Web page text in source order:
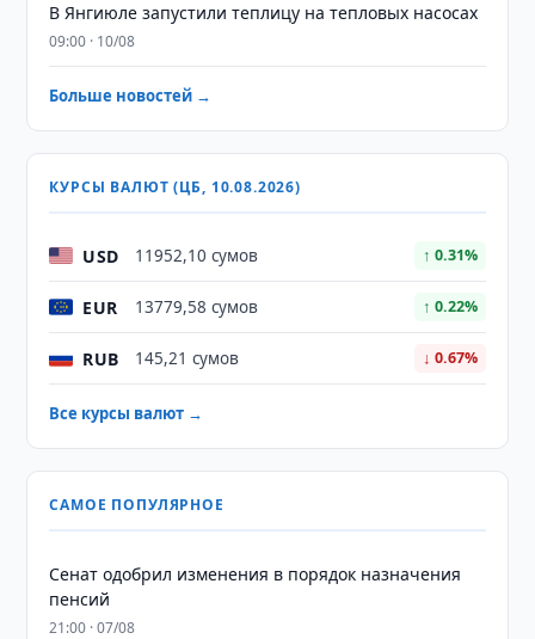
В Янгиюле запустили теплицу на тепловых насосах
09:00 · 10/08
Больше новостей →
КУРСЫ ВАЛЮТ (ЦБ, 10.08.2026)
USD 11952,10 сумов ↑ 0.31%
EUR 13779,58 сумов ↑ 0.22%
RUB 145,21 сумов ↓ 0.67%
Все курсы валют →
САМОЕ ПОПУЛЯРНОЕ
Сенат одобрил изменения в порядок назначения
пенсий
21:00 · 07/08